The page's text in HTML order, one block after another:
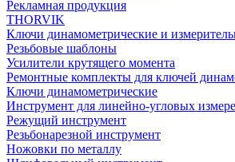
Рекламная продукция
THORVIK
Ключи динамометрические и
Резьбовые шаблоны
Усилители крутящего момента
Ремонтные комплекты для ключей
Ключи динамометрические
Инструмент для линейно-угловых
Режущий инструмент
Резьбонарезной инструмент
Ножовки по металлу